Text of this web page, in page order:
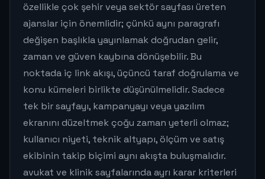
özellikle çok şehir veya sektör sayfası üreten
ajanslar için önemlidir; çünkü aynı paragrafı
değişen başlıkla yayınlamak doğrudan gelir,
zaman ve güven kaybına dönüşebilir. Bu
noktada iç link akışı, üçüncü taraf doğrulama ve
konu kümeleri birlikte düşünülmelidir. Sadece
tek bir sayfayı, kampanyayı veya yazılım
ekranını düzeltmek çoğu zaman yeterli olmaz;
kullanıcı niyeti, teknik altyapı, ölçüm ve satış
ekibinin takip biçimi aynı akışta buluşmalıdır.
avukat ve klinik sayfalarında ayrı karar kriterleri